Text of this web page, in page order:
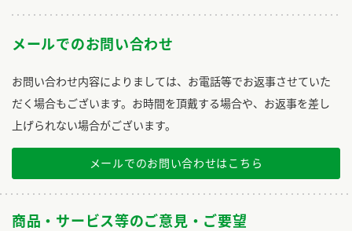
メールでのお問い合わせ
お問い合わせ内容によりましては、お電話等でお返事させていた
だく場合もございます。お時間を頂戴する場合や、お返事を差し
上げられない場合がございます。
メールでのお問い合わせはこちら
商品・サービス等のご意見・ご要望